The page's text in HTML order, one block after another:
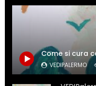
VEDIPALERMO